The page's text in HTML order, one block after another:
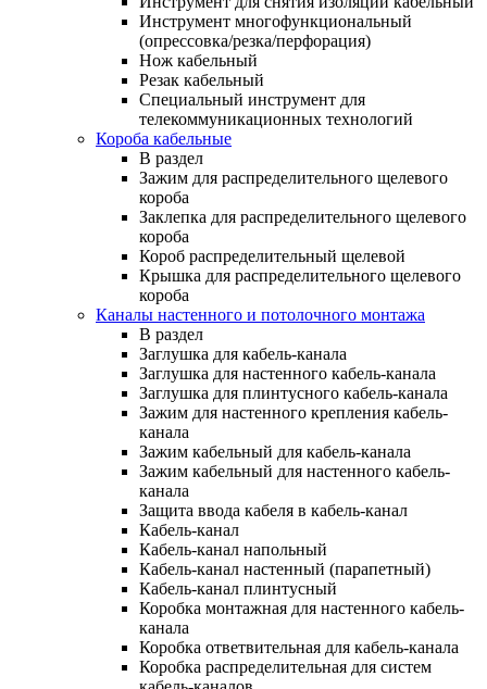
Инструмент многофункциональный
(опрессовка/резка/перфорация)
Нож кабельный
Резак кабельный
Специальный инструмент для
телекоммуникационных технологий
Короба кабельные
В раздел
Зажим для распределительного щелевого
короба
Заклепка для распределительного щелевого
короба
Короб распределительный щелевой
Крышка для распределительного щелевого
короба
Каналы настенного и потолочного монтажа
В раздел
Заглушка для кабель-канала
Заглушка для настенного кабель-канала
Заглушка для плинтусного кабель-канала
Зажим для настенного крепления кабель-
канала
Зажим кабельный для кабель-канала
Зажим кабельный для настенного кабель-
канала
Защита ввода кабеля в кабель-канал
Кабель-канал
Кабель-канал напольный
Кабель-канал настенный (парапетный)
Кабель-канал плинтусный
Коробка монтажная для настенного кабель-
канала
Коробка ответвительная для кабель-канала
Коробка распределительная для систем